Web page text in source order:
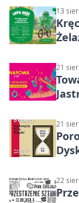
13
21
21
22